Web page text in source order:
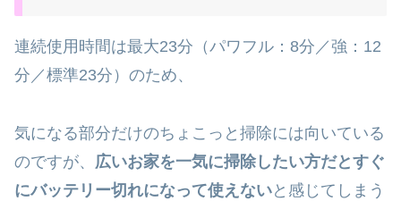
連続使用時間は最大23分（パワフル：8分／強：12
分／標準23分）のため、
気になる部分だけのちょこっと掃除には向いている
のですが、 広いお家を一気に掃除したい方だとすぐ
にバッテリー切れになって使えないと感じてしまう